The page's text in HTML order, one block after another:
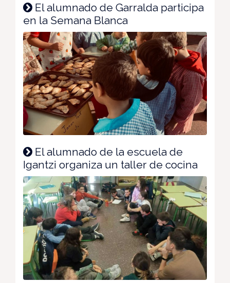
El alumnado de Garralda participa
en la Semana Blanca
El alumnado de la escuela de
Igantzi organiza un taller de cocina